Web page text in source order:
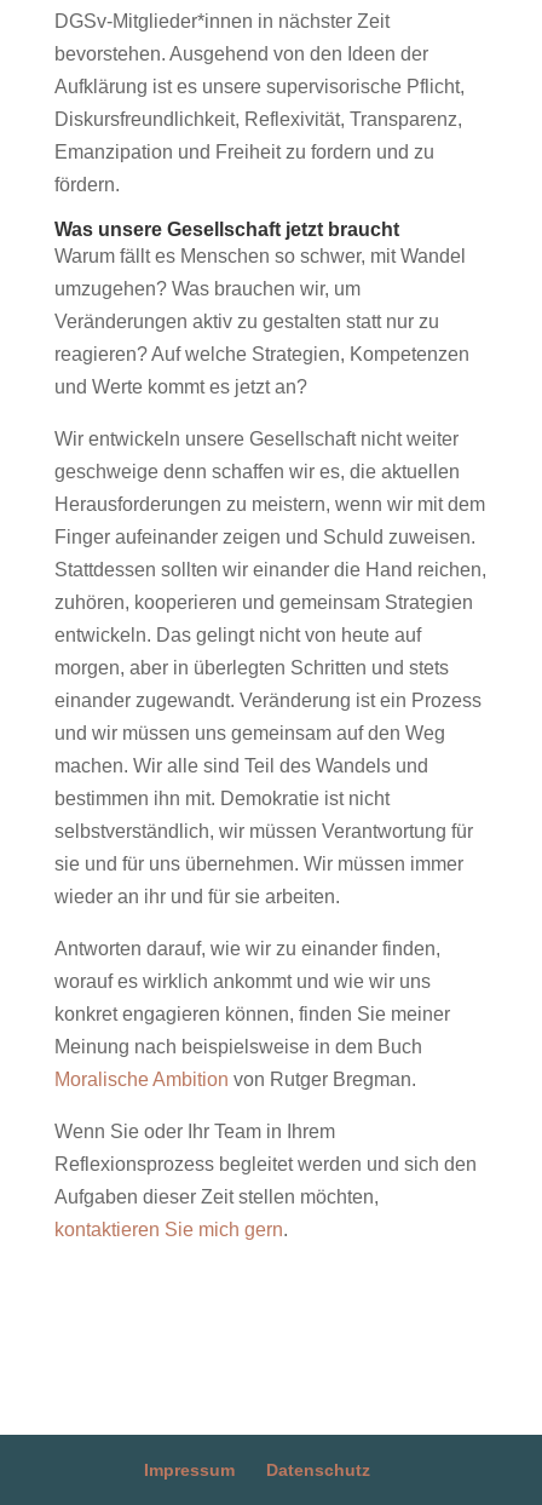
DGSv-Mitglieder*innen in nächster Zeit
bevorstehen. Ausgehend von den Ideen der
Aufklärung ist es unsere supervisorische Pflicht,
Diskursfreundlichkeit, Reflexivität, Transparenz,
Emanzipation und Freiheit zu fordern und zu
fördern.
Was unsere Gesellschaft jetzt braucht
Warum fällt es Menschen so schwer, mit Wandel
umzugehen? Was brauchen wir, um
Veränderungen aktiv zu gestalten statt nur zu
reagieren? Auf welche Strategien, Kompetenzen
und Werte kommt es jetzt an?
Wir entwickeln unsere Gesellschaft nicht weiter
geschweige denn schaffen wir es, die aktuellen
Herausforderungen zu meistern, wenn wir mit dem
Finger aufeinander zeigen und Schuld zuweisen.
Stattdessen sollten wir einander die Hand reichen,
zuhören, kooperieren und gemeinsam Strategien
entwickeln. Das gelingt nicht von heute auf
morgen, aber in überlegten Schritten und stets
einander zugewandt. Veränderung ist ein Prozess
und wir müssen uns gemeinsam auf den Weg
machen. Wir alle sind Teil des Wandels und
bestimmen ihn mit. Demokratie ist nicht
selbstverständlich, wir müssen Verantwortung für
sie und für uns übernehmen. Wir müssen immer
wieder an ihr und für sie arbeiten.
Antworten darauf, wie wir zu einander finden,
worauf es wirklich ankommt und wie wir uns
konkret engagieren können, finden Sie meiner
Meinung nach beispielsweise in dem Buch
Moralische Ambition von Rutger Bregman.
Wenn Sie oder Ihr Team in Ihrem
Reflexionsprozess begleitet werden und sich den
Aufgaben dieser Zeit stellen möchten,
kontaktieren Sie mich gern.
Impressum Datenschutz